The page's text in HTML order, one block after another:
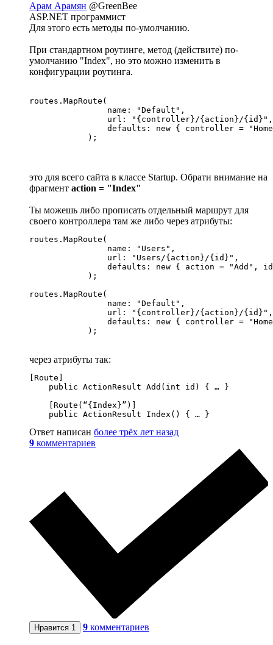
Арам Арамян @GreenBee
ASP.NET программист
Для этого есть методы по-умолчанию.
При стандартном роутинге, метод (действите) по-
умолчанию "Index", но это можно изменить в
конфигурации роутинга.
routes.MapRoute(
                name: "Default",
                url: "{controller}/{action}/{id}",
defaults: new { controller =
            );
это для всего сайта в классе Startup. Обрати внимание на
фрагмент action = "Index"
Ты можешь либо прописать отдельный маршрут для
своего контроллера там же либо через атрибуты:
routes.MapRoute(
                name: "Users",
                url: "Users/{action}/{id}",
defaults: new { action = "Add",
            );
routes.MapRoute(
                name: "Default",
                url: "{controller}/{action}/{id}",
defaults: new { controller =
            );
через атрибуты так:
[Route]
    public ActionResult Add(int id) { … }
    [Route(“{Index}”)]
    public ActionResult Index() { … }
Ответ написан более трёх лет назад
9 комментариев
Нравится 1 9 комментариев